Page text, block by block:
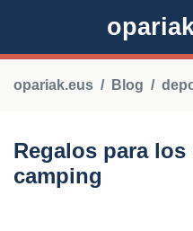
opariak.eus Blog
Regalos para
camping